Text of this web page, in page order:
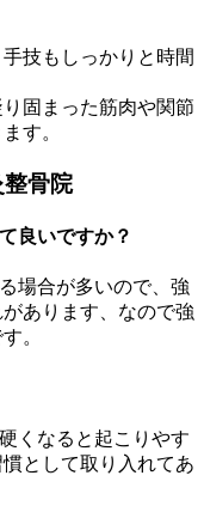
技もしっかりと時間
固まった筋肉や関節
す。
骨院
良いですか？
場合が多いので、強
あります、なので強
。
くなると起こりやす
として取り入れてあ